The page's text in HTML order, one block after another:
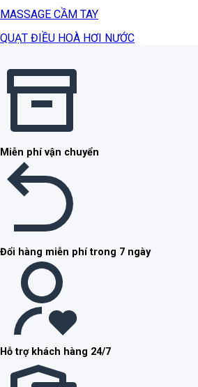
MASSAGE CẦM TAY
QUẠT ĐIỀU HOÀ HƠI NƯỚC
Miễn phí vận chuyển
Đổi hàng miễn phí trong 7 ngày
Hỗ trợ khách hàng 24/7